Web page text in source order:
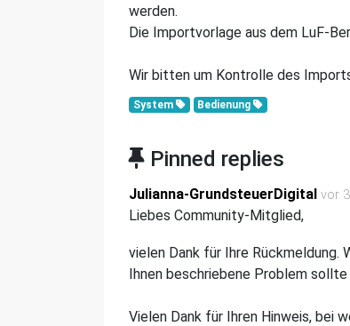
werden.
Die Importvorlage aus dem LuF-
Wir bitten um Kontrolle des
System Bedienung
Pinned replies
Julianna-GrundsteuerDigital vor
Liebes Community-Mitglied,
vielen Dank für Ihre Rückmeldung.
Ihnen beschriebene Problem
Vielen Dank für Ihren Hinweis, bei